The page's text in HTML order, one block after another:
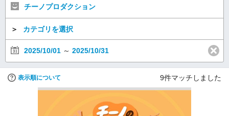
チーノプロダクション
＞ カテゴリを選択
2025/10/01 ～ 2025/10/31
表示順について 9件マッチしました